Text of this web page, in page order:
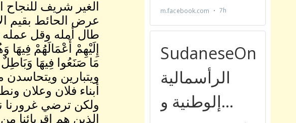
الغير شريف للنجاح
عرض الحائط بقيم
طال أمله وقل عمله
إِلَيْهِمْ أَعْمَالَهُمْ
مَا صَنَعُوا فِيهَا وَبَاطِلٌ
ويتبارين
أبناء فلان وعلان
ولكن ترضي غرورنا
الذين هم